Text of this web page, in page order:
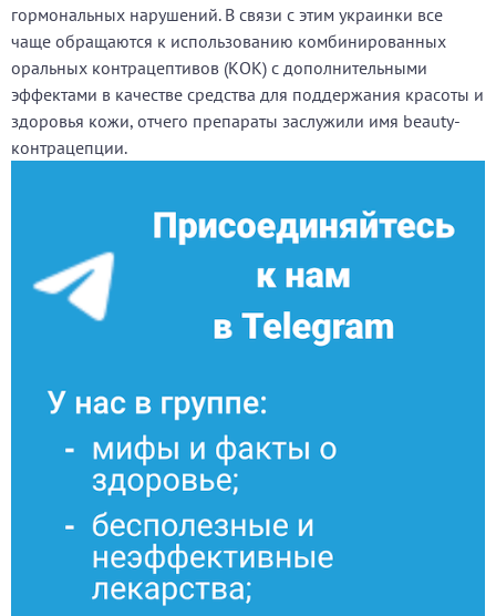
гормональных нарушений. В связи с этим украинки все
чаще обращаются к использованию комбинированных
оральных контрацептивов (КОК) с дополнительными
эффектами в качестве средства для поддержания красоты и
здоровья кожи, отчего препараты заслужили имя beauty-
контрацепции.